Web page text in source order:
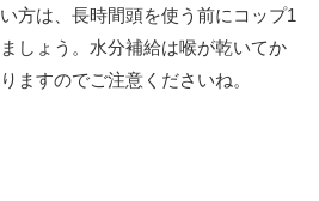
方は、長時間頭を使う前にコップ1
しょう。水分補給は喉が乾いてか
ますのでご注意くださいね。